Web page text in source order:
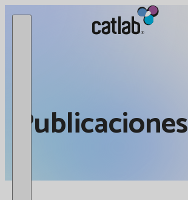
Catlab.
Publicaciones